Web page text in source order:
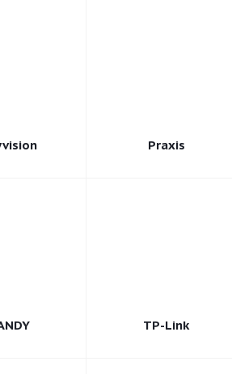
Praxis
TP-Link